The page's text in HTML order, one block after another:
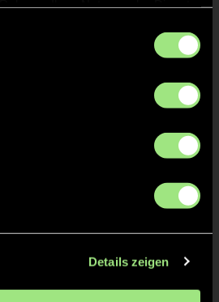
Details zeigen
WEISS
= Ersatztorwart, K = Kapitän